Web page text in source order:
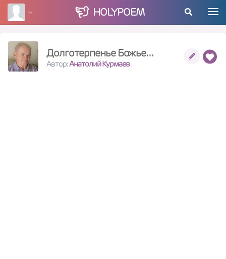
HOLYPOEM
Долготерпенье Божье…
Автор:Анатолий Курмаев